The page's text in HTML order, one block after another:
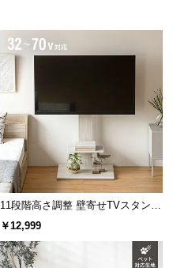
11段階高さ調整 壁寄せTVスタンド
キャスター付き 上下左右角度調節
￥12,999